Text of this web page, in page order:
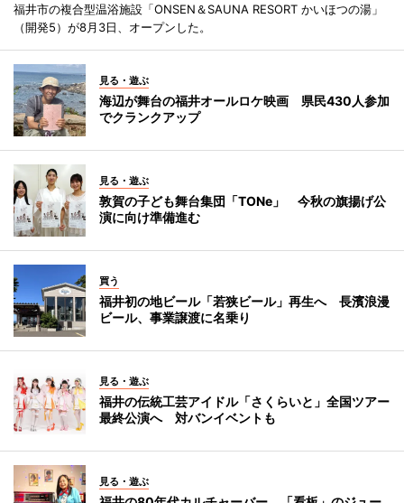
福井市の複合型温浴施設「ONSEN＆SAUNA RESORT かいほつの湯」
（開発5）が8月3日、オープンした。
見る・遊ぶ
海辺が舞台の福井オールロケ映画 県民430人参加
でクランクアップ
見る・遊ぶ
敦賀の子ども舞台集団「TONe」 今秋の旗揚げ公
演に向け準備進む
買う
福井初の地ビール「若狭ビール」再生へ 長濱浪漫
ビール、事業譲渡に名乗り
見る・遊ぶ
福井の伝統工芸アイドル「さくらいと」全国ツアー
最終公演へ 対バンイベントも
見る・遊ぶ